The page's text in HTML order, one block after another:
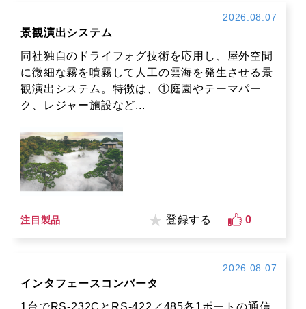
2026.08.07
景観演出システム
同社独自のドライフォグ技術を応用し、屋外空間
に微細な霧を噴霧して人工の雲海を発生させる景
観演出システム。特徴は、①庭園やテーマパー
ク、レジャー施設など...
注目製品 登録する 0
2026.08.07
インタフェースコンバータ